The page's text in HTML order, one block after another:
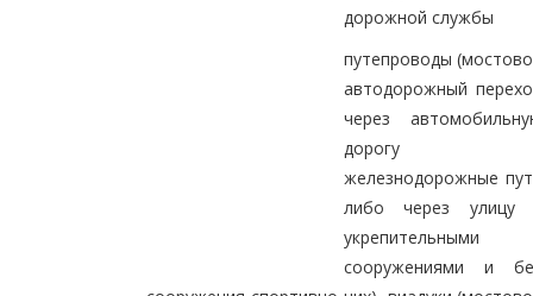
дорожной службы
путепроводы
автодорожный
через
дорогу
железнодорожные
либо через улицу
укрепительными
сооружениями и